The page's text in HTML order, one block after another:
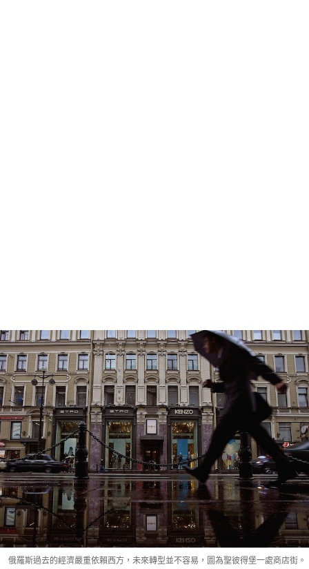
俄羅斯過去的經濟嚴重依賴西方，未來轉型並不容易，圖為聖彼得堡一處商店街。